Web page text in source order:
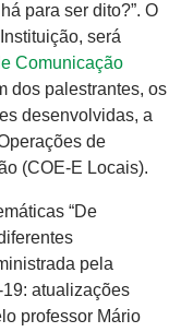
para ser dito?”. O
será
Comunicação
dos palestrantes, os
desenvolvidas, a
de
(COE-E Locais).
“De
pela
atualizações
professor Mário